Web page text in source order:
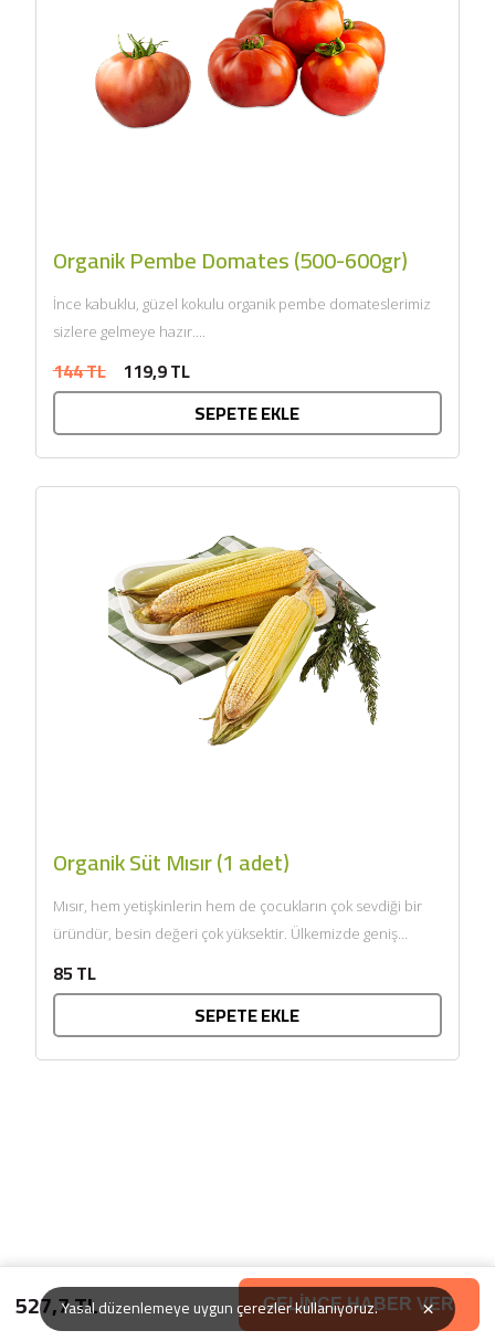
527,7 TL GELİNCE HABER VER
Organik Pembe Domates (500-600gr)
İnce kabuklu, güzel kokulu organik pembe domateslerimiz
sizlere gelmeye hazır....
144 TL 119,9 TL
SEPETE EKLE
Organik Süt Mısır (1 adet)
Mısır, hem yetişkinlerin hem de çocukların çok sevdiği bir
üründür, besin değeri çok yüksektir. Ülkemizde geniş
85 TL
SEPETE EKLE
Yasal düzenlemeye uygun çerezler kullanıyoruz. ×